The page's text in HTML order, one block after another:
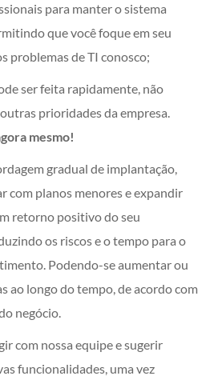
para manter o sistema
que você foque em seu
problemas de TI conosco;
ser feita rapidamente, não
prioridades da empresa.
mesmo!
gradual de implantação,
com planos menores e expandir
retorno positivo do seu
os riscos e o tempo para o
Podendo-se aumentar ou
ao longo do tempo, de acordo com
negócio.
com nossa equipe e sugerir
funcionalidades, uma vez